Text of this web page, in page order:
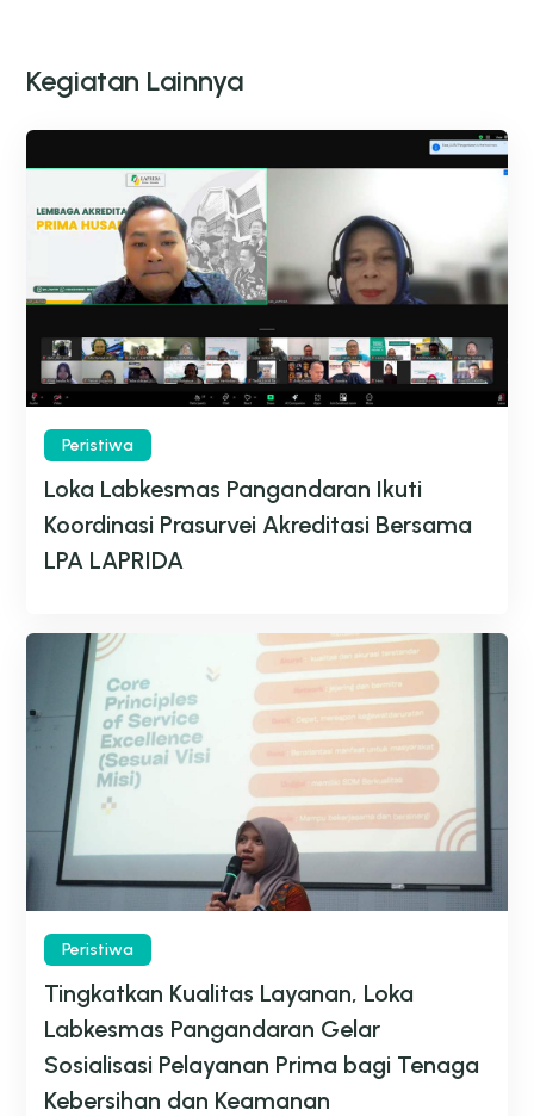
Kegiatan Lainnya
Peristiwa
Loka Labkesmas Pangandaran Ikuti
Koordinasi Prasurvei Akreditasi Bersama
LPA LAPRIDA
Peristiwa
Tingkatkan Kualitas Layanan, Loka
Labkesmas Pangandaran Gelar
Sosialisasi Pelayanan Prima bagi Tenaga
Kebersihan dan Keamanan